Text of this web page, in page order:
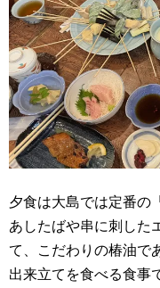
夕食は大島では定番の
あしたばや串に刺した
て、こだわりの椿油で
出来立てを食べる食事